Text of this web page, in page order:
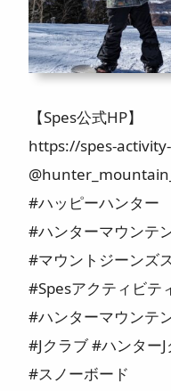
【Spes公式HP】
https://spes-
#ハッピーハンター
#ハンターマウンテ
#マウントジーンズ
#Spesアクティビテ
#ハンターマウンテ
#Jクラブ #ハンター
#スノーボード